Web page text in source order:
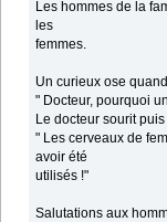
Les hommes de la
les
femmes.
Un curieux ose
" Docteur, pourquoi
Le docteur sourit
" Les cerveaux de
avoir été
utilisés !"
Salutations aux